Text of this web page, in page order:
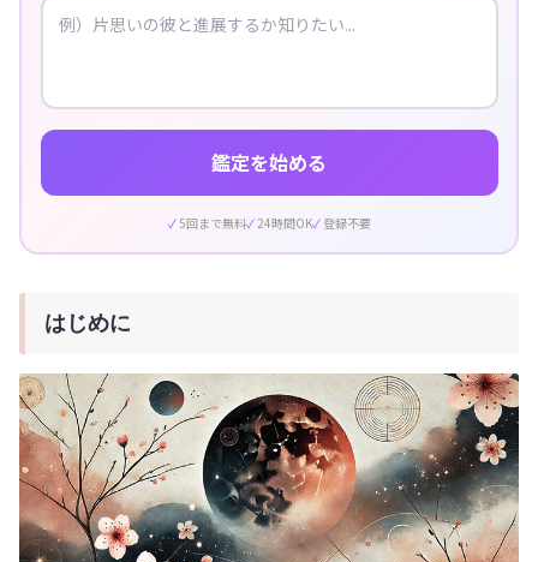
鑑定を始める
5回まで無料 24時間OK 登録不要
はじめに